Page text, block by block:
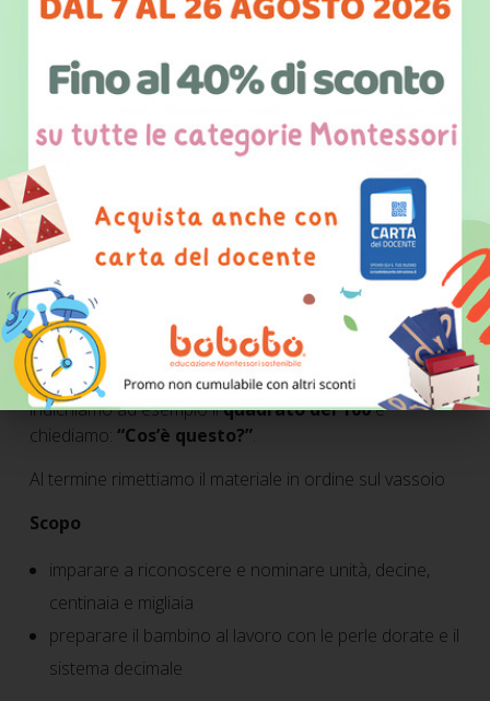
Chiediamo al bambino:“Mi indichi la decina?”, “Per
Tempo 3
indichiamo ad esempio ilquadrato del 100e
chiediamo: “Cos’è questo?”.
Al termine rimettiamo il materiale in ordine sul vassoio
Scopo
imparare a riconoscere e nominare unità, decine,
centinaia e migliaia
preparare il bambino al lavoro con le perle dorate e il
sistema decimale